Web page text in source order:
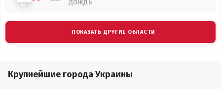
ПОКАЗАТЬ ДРУГИЕ ОБЛАСТИ
Крупнейшие города Украины